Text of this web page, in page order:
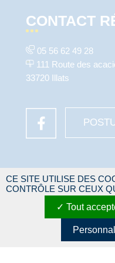
CONTACT
05 56 62 49 28
111 Route des
33720 Illats
NAVIGATION
ACCUEIL
NOTRE RÉSIDENCE
CE SITE UTILISE DES
CONTRÔLE SUR CEUX
Tout